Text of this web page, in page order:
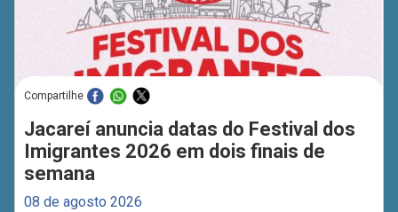
Compartilhe
Jacareí anuncia datas do Festival dos
Imigrantes 2026 em dois finais de
semana
08 de agosto 2026